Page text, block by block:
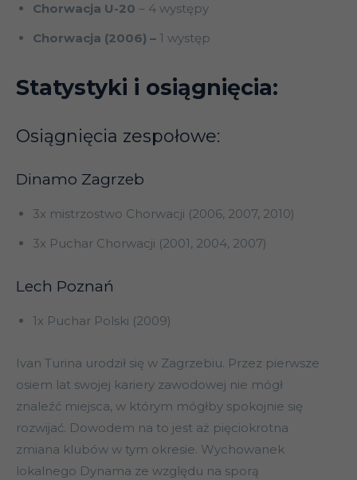
Chorwacja U-20 – 4 występy
Chorwacja (2006) – 1 występ
Statystyki i osiągnięcia:
Osiągnięcia zespołowe:
Dinamo Zagrzeb
3x mistrzostwo Chorwacji (2006, 2007, 2010)
3x Puchar Chorwacji (2001, 2004, 2007)
Lech Poznań
1x Puchar Polski (2009)
Ivan Turina urodził się w Zagrzebiu. Przez pierwsze
osiem lat swojej kariery zawodowej nie mógł
znaleźć miejsca, w którym mógłby spokojnie się
rozwijać. Dowodem na to jest aż pięciokrotna
zmiana klubów w tym okresie. Wychowanek
lokalnego Dynama ze względu na sporą